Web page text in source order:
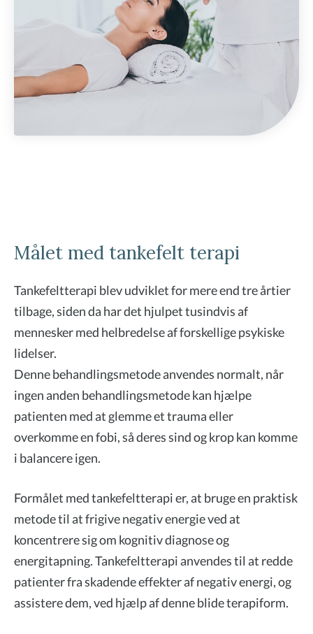
Målet med tankefelt terapi
Tankefeltterapi blev udviklet for mere end tre årtier
tilbage, siden da har det hjulpet tusindvis af
mennesker med helbredelse af forskellige psykiske
lidelser.
Denne behandlingsmetode anvendes normalt, når
ingen anden behandlingsmetode kan hjælpe
patienten med at glemme et trauma eller
overkomme en fobi, så deres sind og krop kan komme
i balancere igen.
Formålet med tankefeltterapi er, at bruge en praktisk
metode til at frigive negativ energie ved at
koncentrere sig om kognitiv diagnose og
energitapning. Tankefeltterapi anvendes til at redde
patienter fra skadende effekter af negativ energi, og
assistere dem, ved hjælp af denne blide terapiform.